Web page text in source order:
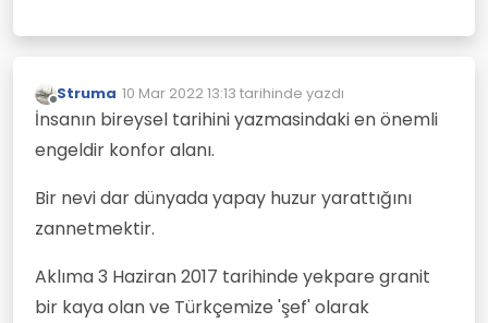
Çevrimdışı
Struma 10 Mar 2022 13:13 tarihinde yazdı
Son düzenleyen:
İnsanın bireysel tarihini yazmasindaki en önemli
engeldir konfor alanı.
Bir nevi dar dünyada yapay huzur yarattığını
zannetmektir.
Aklıma 3 Haziran 2017 tarihinde yekpare granit
bir kaya olan ve Türkçemize 'şef' olarak